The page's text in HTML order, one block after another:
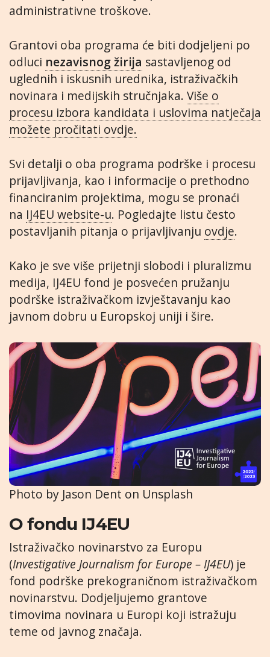
administrativne troškove.
Grantovi oba programa će biti dodjeljeni po
odluci nezavisnog žirija sastavljenog od
uglednih i iskusnih urednika, istraživačkih
novinara i medijskih stručnjaka. Više o
procesu izbora kandidata i uslovima natječaja
možete pročitati ovdje.
Svi detalji o oba programa podrške i procesu
prijavljivanja, kao i informacije o prethodno
financiranim projektima, mogu se pronaći
na IJ4EU website-u. Pogledajte listu često
postavljanih pitanja o prijavljivanju ovdje.
Kako je sve više prijetnji slobodi i pluralizmu
medija, IJ4EU fond je posvećen pružanju
podrške istraživačkom izvještavanju kao
javnom dobru u Europskoj uniji i šire.
Photo by Jason Dent on Unsplash
O fondu IJ4EU
Istraživačko novinarstvo za Europu
(Investigative Journalism for Europe – IJ4EU) je
fond podrške prekograničnom istraživačkom
novinarstvu. Dodjeljujemo grantove
timovima novinara u Europi koji istražuju
teme od javnog značaja.